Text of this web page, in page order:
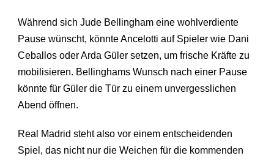
Während sich Jude Bellingham eine wohlverdiente
Pause wünscht, könnte Ancelotti auf Spieler wie Dani
Ceballos oder Arda Güler setzen, um frische Kräfte zu
mobilisieren. Bellinghams Wunsch nach einer Pause
könnte für Güler die Tür zu einem unvergesslichen
Abend öffnen.
Real Madrid steht also vor einem entscheidenden
Spiel, das nicht nur die Weichen für die kommenden